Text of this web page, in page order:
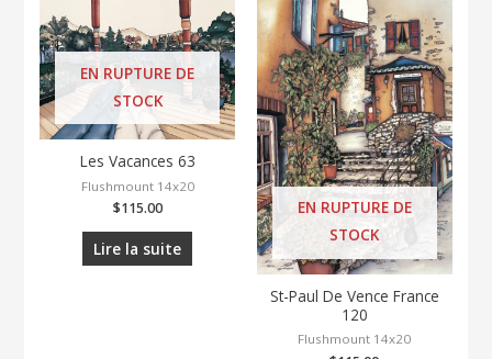
EN RUPTURE DE
STOCK
Les Vacances 63
Flushmount 14x20
$115.00
Lire la suite
EN RUPTURE DE
STOCK
St-Paul De Vence France
120
Flushmount 14x20